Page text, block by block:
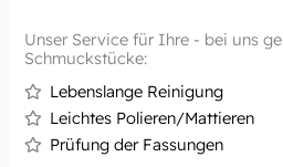
Unser Service für Ihre - bei uns
Schmuckstücke:
Lebenslange Reinigung
Leichtes Polieren/Mattieren
Prüfung der Fassungen